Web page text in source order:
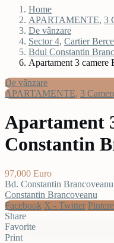
Home
APARTAMENTE, 3
De vânzare
Sector 4, Cartier
Bdul Constantin
Apartament 3 camere
De vânzare
APARTAMENTE, 3
Apartament
Constantin
97,000 Euro
Bd. Constantin
Constantin Brancoveanu
Facebook X - Twitter
Share
Favorite
Print